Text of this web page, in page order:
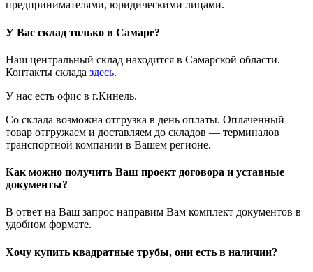
предпринимателями, юридическими лицами.
У Вас склад только в Самаре?
Наш центральный склад находится в Самарской области.
Контакты склада здесь.
У нас есть офис в г.Кинель.
Со склада возможна отгрузка в день оплаты. Оплаченный
товар отгружаем и доставляем до складов — терминалов
транспортной компании в Вашем регионе.
Как можно получить Ваш проект договора и уставные
документы?
В ответ на Ваш запрос направим Вам комплект документов в
удобном формате.
Хочу купить квадратные трубы, они есть в наличии?